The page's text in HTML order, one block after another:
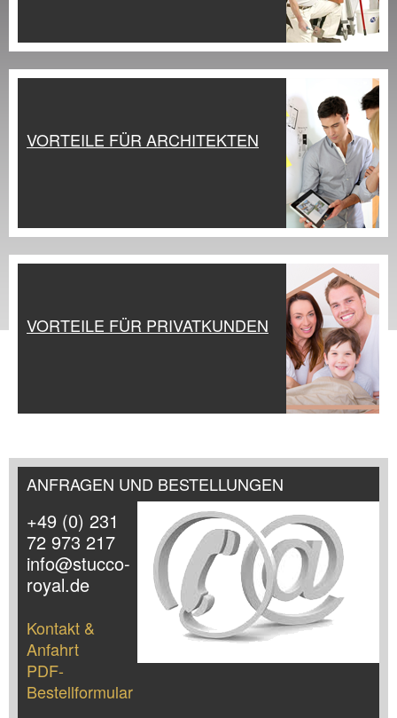
VORTEILE FÜR ARCHITEKTEN
VORTEILE FÜR PRIVATKUNDEN
ANFRAGEN UND BESTELLUNGEN
+49 (0) 231
72 973 217
info@stucco-
royal.de
Kontakt &
Anfahrt
PDF-
Bestellformular